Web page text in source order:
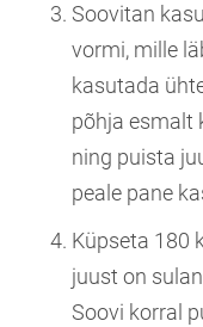
Soovitan
vormi, mille
kasutada
põhja esmalt
ning puista
peale pane
Küpseta 180
juust on
Soovi korral